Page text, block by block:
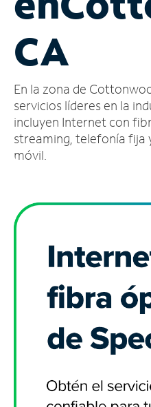
cuenta
Encuentra
tienda
CA
En la zona de
servicios líderes en la
incluyen Internet con
streaming, telefonía fija
móvil.